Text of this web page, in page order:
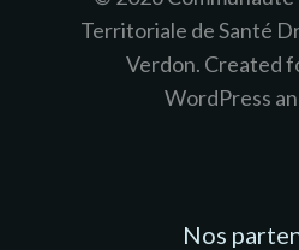
Territoriale de Santé
Verdon. Created
WordPress
Nos